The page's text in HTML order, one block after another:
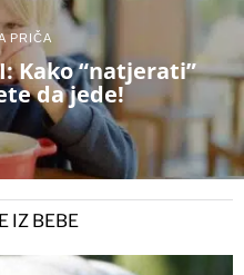
PRIČA
Kako “natjerati”
da jede!
IZ BEBE